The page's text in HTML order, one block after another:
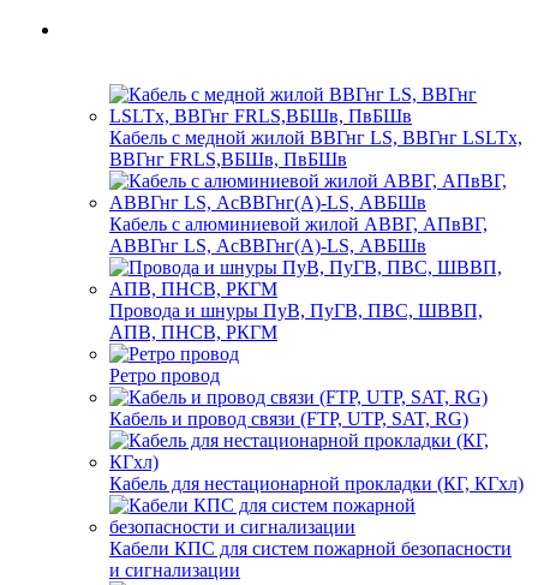
Кабель с медной жилой ВВГнг LS, ВВГнг LSLTx,
ВВГнг FRLS,ВБШв, ПвБШв
Кабель с алюминиевой жилой АВВГ, АПвВГ,
АВВГнг LS, АсВВГнг(А)-LS, АВБШв
Провода и шнуры ПуВ, ПуГВ, ПВС, ШВВП,
АПВ, ПНСВ, РКГМ
Ретро провод
Кабель и провод связи (FTP, UTP, SAT, RG)
Кабель для нестационарной прокладки (КГ, КГхл)
Кабели КПС для систем пожарной безопасности
и сигнализации